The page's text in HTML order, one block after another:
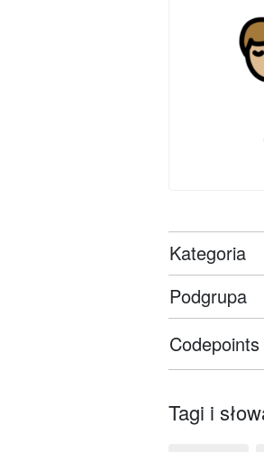
Kategoria
Podgrupa
Codepoints
Tagi i